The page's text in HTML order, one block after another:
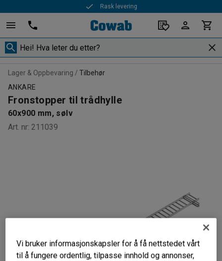
Rask levering
Lager & Oppbevaring
Tilbehør
ANKARE
Fronstopper til trådhylle
60x900 mm, sølv
Art. nr: 211039
Vi bruker informasjonskapsler for å få nettstedet vårt
til å fungere ordentlig, tilpasse innhold og annonser,